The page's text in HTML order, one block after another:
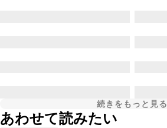
続きをもっと見る
あわせて読みたい